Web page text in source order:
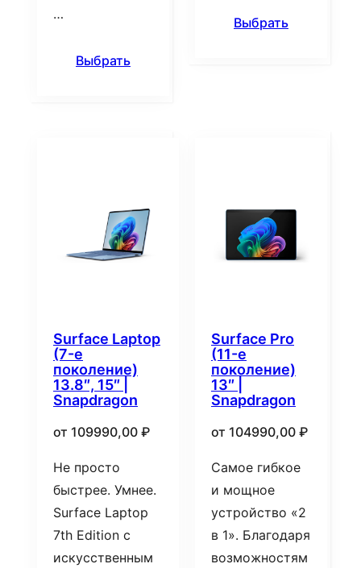
…
Выбрать
Выбрать
Surface Laptop
(7-е
поколение)
13.8″, 15″ |
Snapdragon
от 109990,00 ₽
Не просто
быстрее. Умнее.
Surface Laptop
7th Edition с
искусственным
Surface Pro
(11-е
поколение)
13″ |
Snapdragon
от 104990,00 ₽
Самое гибкое
и мощное
устройство «2
в 1». Благодаря
возможностям